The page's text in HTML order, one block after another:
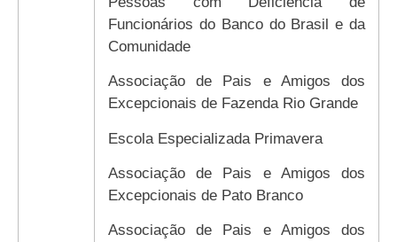
Funcionários do Banco do Brasil e da
Comunidade
Associação de Pais e Amigos dos
Excepcionais de Fazenda Rio Grande
Escola Especializada Primavera
Associação de Pais e Amigos dos
Excepcionais de Pato Branco
Associação de Pais e Amigos dos